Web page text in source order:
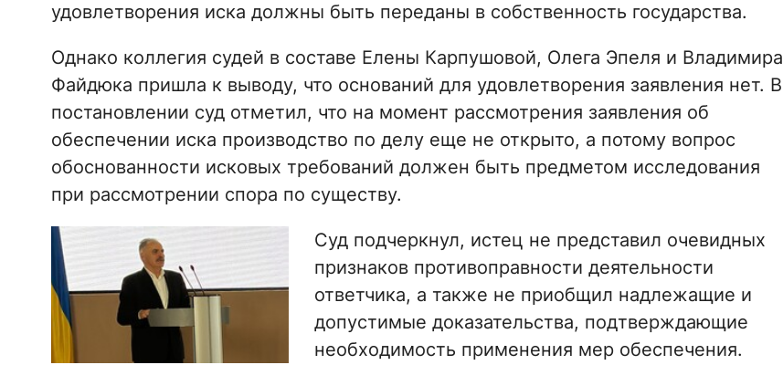
удовлетворения иска должны быть переданы в собственность государства.
Однако коллегия судей в составе Елены Карпушовой, Олега Эпеля и Владимира
Файдюка пришла к выводу, что оснований для удовлетворения заявления нет. В
постановлении суд отметил, что на момент рассмотрения заявления об
обеспечении иска производство по делу еще не открыто, а потому вопрос
обоснованности исковых требований должен быть предметом исследования
при рассмотрении спора по существу.
Суд подчеркнул, истец не представил очевидных
признаков противоправности деятельности
ответчика, а также не приобщил надлежащие и
допустимые доказательства, подтверждающие
необходимость применения мер обеспечения.